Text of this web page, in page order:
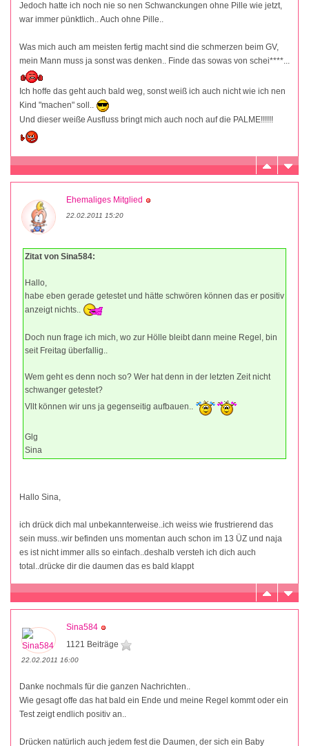
Jedoch hatte ich noch nie so nen Schwanckungen ohne Pille wie jetzt,
war immer pünktlich.. Auch ohne Pille..
Was mich auch am meisten fertig macht sind die schmerzen beim GV,
mein Mann muss ja sonst was denken.. Finde das sowas von schei****...
Ich hoffe das geht auch bald weg, sonst weiß ich auch nicht wie ich nen
Kind "machen" soll..
Und dieser weiße Ausfluss bringt mich auch noch auf die PALME!!!!!!
Ehemaliges Mitglied
22.02.2011 15:20
Zitat von Sina584:
Hallo,
habe eben gerade getestet und hätte schwören können das er positiv
anzeigt nichts..
Doch nun frage ich mich, wo zur Hölle bleibt dann meine Regel, bin
seit Freitag überfallig..
Wem geht es denn noch so? Wer hat denn in der letzten Zeit nicht
schwanger getestet?
Vllt können wir uns ja gegenseitig aufbauen..
Glg
Sina
Hallo Sina,
ich drück dich mal unbekannterweise..ich weiss wie frustrierend das
sein muss..wir befinden uns momentan auch schon im 13 ÜZ und naja
es ist nicht immer alls so einfach..deshalb versteh ich dich auch
total..drücke dir die daumen das es bald klappt
Sina584
1121 Beiträge
22.02.2011 16:00
Danke nochmals für die ganzen Nachrichten..
Wie gesagt offe das hat bald ein Ende und meine Regel kommt oder ein
Test zeigt endlich positiv an..
Drücken natürlich auch jedem fest die Daumen, der sich ein Baby